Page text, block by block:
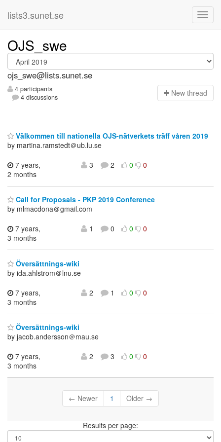
lists3.sunet.se
OJS_swe
ojs_swe@lists.sunet.se
4 participants
4 discussions
New thread
Välkommen till nationella OJS-nätverkets träff våren 2019
by martina.ramstedt＠ub.lu.se
7 years,
2 months
3 2 0 0
Call for Proposals - PKP 2019 Conference
by mlmacdona＠gmail.com
7 years,
3 months
1 0 0 0
Översättnings-wiki
by ida.ahlstrom＠lnu.se
7 years,
3 months
2 1 0 0
Översättnings-wiki
by jacob.andersson＠mau.se
7 years,
3 months
2 3 0 0
← Newer 1 Older →
Results per page: